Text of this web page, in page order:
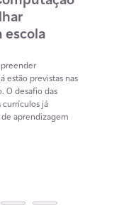
estão previstas nas
O desafio das
currículos já
aprendizagem